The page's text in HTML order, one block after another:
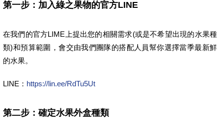
第一步：加入綠之果物的官方LINE
在我們的官方LIME上提出您的相關需求(或是不希望出現的水果種
類)和預算範圍，會交由我們團隊的搭配人員幫你選擇當季最新鮮
的水果。
LINE： https://lin.ee/RdTu5Ut
第二步：確定水果外盒種類